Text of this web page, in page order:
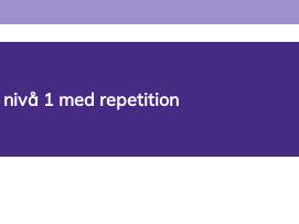
nivå 1 med repetition